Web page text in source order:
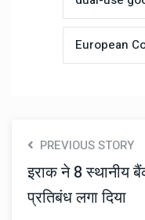
European
PREVIOUS STORY
इराक ने 8 स्थानीय
प्रतिबंध लगा दिया